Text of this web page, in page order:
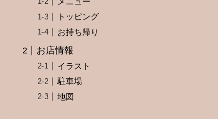
トッピング
お持ち帰り
お店情報
イラスト
駐車場
地図